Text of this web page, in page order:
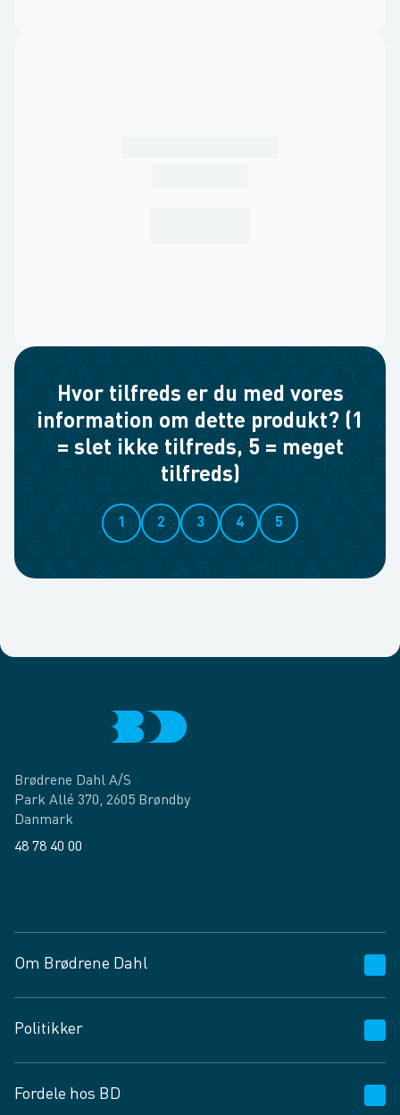
Hvor tilfreds er du med vores
information om dette produkt? (1
= slet ikke tilfreds, 5 = meget
tilfreds)
1 2 3 4 5
Brødrene Dahl A/S
Park Allé 370, 2605 Brøndby
Danmark
48 78 40 00
Om Brødrene Dahl
Vagttelefon 30 10 89 89
Spørgsmål og svar
Job og karriere
Politikker
Privatlivspolitik
Fordele hos BD